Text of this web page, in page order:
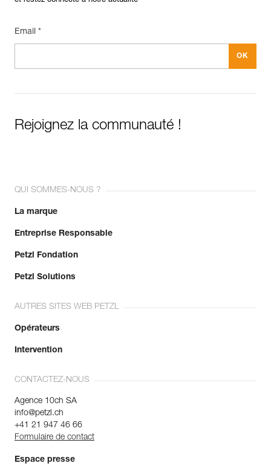
Email *
Rejoignez la communauté !
QUI SOMMES-NOUS ?
La marque
Entreprise Responsable
Petzl Fondation
Petzl Solutions
AUTRES SITES WEB PETZL
Opérateurs
Intervention
CONTACTEZ-NOUS
Agence 10ch SA
info@petzl.ch
+41 21 947 46 66
Formulaire de contact
Espace presse